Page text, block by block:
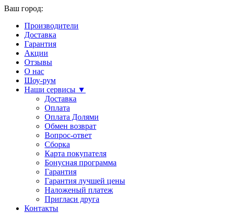
Ваш город:
Производители
Доставка
Гарантия
Акции
Отзывы
О нас
Шоу-рум
Наши сервисы ▼
Доставка
Оплата
Оплата Долями
Обмен возврат
Вопрос-ответ
Сборка
Карта покупателя
Бонусная программа
Гарантия
Гарантия лучшей цены
Наложеный платеж
Пригласи друга
Контакты